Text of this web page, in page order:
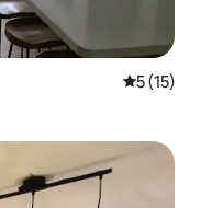
5 de uma
5 (15)